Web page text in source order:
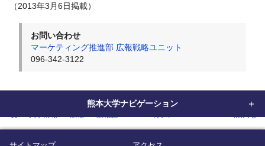
（2013年3月6日掲載）
お問い合わせ
マーケティング推進部 広報戦略ユニット
096-342-3122
熊本大学ナビゲーション